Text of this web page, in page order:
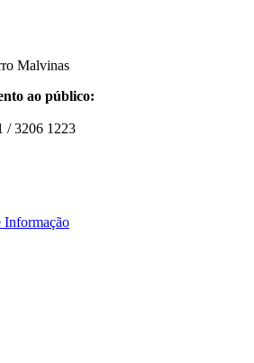
Malvinas
ao público:
/ 3206 1223
Informação